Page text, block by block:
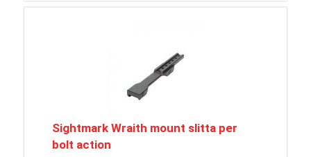
Sightmark Wraith mount slitta per
bolt action